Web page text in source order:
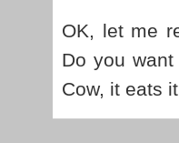
OK, let me
Do you
Cow, it eats